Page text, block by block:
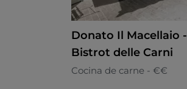
Donato Il Macellaio -
Bistrot delle Carni
Cocina de carne - €€